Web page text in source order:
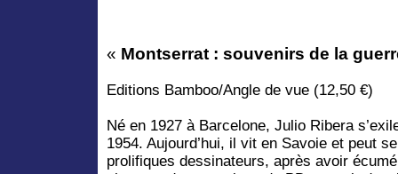
« Montserrat : souvenirs de la
Editions Bamboo/Angle de vue (12,50 €)
Né en 1927 à Barcelone, Julio Ribera
1954. Aujourd’hui, il vit en Savoie et peut
prolifiques dessinateurs, après avoir